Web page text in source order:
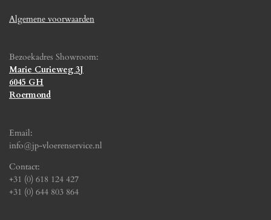
Algemene voorwaarden
Bezoekadres Showroom:
Marie Curieweg 3J
6045 GH
Roermond
Email:
info@jp-vloerenservice.nl
Contact:
+31 (0) 618 124 427
+31 (0) 644 803 864